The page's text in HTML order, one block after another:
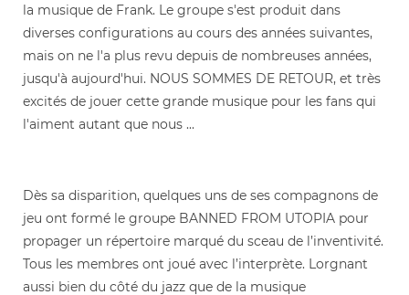
la musique de Frank. Le groupe s'est produit dans
diverses configurations au cours des années suivantes,
mais on ne l'a plus revu depuis de nombreuses années,
jusqu'à aujourd'hui. NOUS SOMMES DE RETOUR, et très
excités de jouer cette grande musique pour les fans qui
l'aiment autant que nous ...
Dès sa disparition, quelques uns de ses compagnons de
jeu ont formé le groupe BANNED FROM UTOPIA pour
propager un répertoire marqué du sceau de l’inventivité.
Tous les membres ont joué avec l’interprète. Lorgnant
aussi bien du côté du jazz que de la musique